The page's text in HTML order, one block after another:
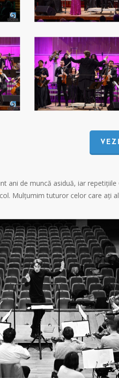
ani de muncă asiduă, iar
Mulțumim tuturor celor care ați